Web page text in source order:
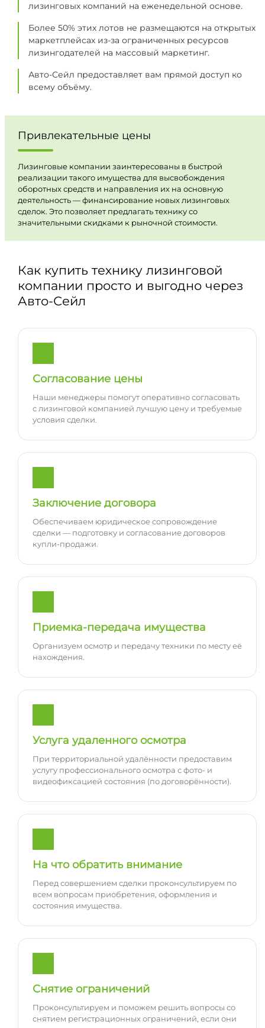
лизинговых компаний на еженедельной основе.
Более 50% этих лотов не размещаются на открытых
маркетплейсах из-за ограниченных ресурсов
лизингодателей на массовый маркетинг.
Авто-Сейл предоставляет вам прямой доступ ко
всему объёму.
Привлекательные цены
Лизинговые компании заинтересованы в быстрой
реализации такого имущества для высвобождения
оборотных средств и направления их на основную
деятельность — финансирование новых лизинговых
сделок. Это позволяет предлагать технику со
значительными скидками к рыночной стоимости.
Как купить технику лизинговой
компании просто и выгодно через
Авто-Сейл
Согласование цены
Наши менеджеры помогут оперативно согласовать
с лизинговой компанией лучшую цену и требуемые
условия сделки.
Заключение договора
Обеспечиваем юридическое сопровождение
сделки — подготовку и согласование договоров
купли-продажи.
Приемка-передача имущества
Организуем осмотр и передачу техники по месту её
нахождения.
Услуга удаленного осмотра
При территориальной удалённости предоставим
услугу профессионального осмотра с фото- и
видеофиксацией состояния (по договорённости).
На что обратить внимание
Перед совершением сделки проконсультируем по
всем вопросам приобретения, оформления и
состояния имущества.
Снятие ограничений
Проконсультируем и поможем решить вопросы со
снятием регистрационных ограничений, если они